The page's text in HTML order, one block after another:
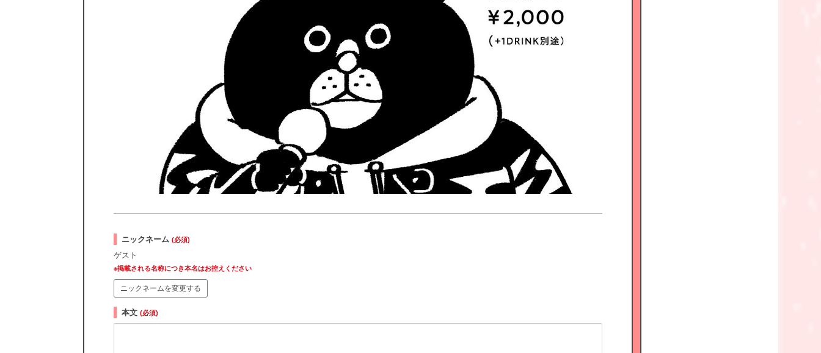
ニックネーム (必須)
ゲスト
※掲載される名称につき本名はお控えください
ニックネームを変更する
本文 (必須)